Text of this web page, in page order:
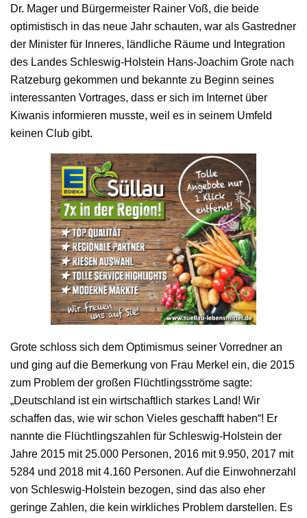
Dr. Mager und Bürgermeister Rainer Voß, die beide
optimistisch in das neue Jahr schauten, war als Gastredner
der Minister für Inneres, ländliche Räume und Integration
des Landes Schleswig-Holstein Hans-Joachim Grote nach
Ratzeburg gekommen und bekannte zu Beginn seines
interessanten Vortrages, dass er sich im Internet über
Kiwanis informieren musste, weil es in seinem Umfeld
keinen Club gibt.
Grote schloss sich dem Optimismus seiner Vorredner an
und ging auf die Bemerkung von Frau Merkel ein, die 2015
zum Problem der großen Flüchtlingsströme sagte:
„Deutschland ist ein wirtschaftlich starkes Land! Wir
schaffen das, wie wir schon Vieles geschafft haben“! Er
nannte die Flüchtlingszahlen für Schleswig-Holstein der
Jahre 2015 mit 25.000 Personen, 2016 mit 9.950, 2017 mit
5284 und 2018 mit 4.160 Personen. Auf die Einwohnerzahl
von Schleswig-Holstein bezogen, sind das also eher
geringe Zahlen, die kein wirkliches Problem darstellen. Es